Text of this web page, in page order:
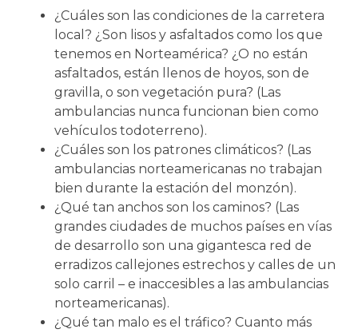
¿Cuáles son las condiciones de la carretera
local? ¿Son lisos y asfaltados como los que
tenemos en Norteamérica? ¿O no están
asfaltados, están llenos de hoyos, son de
gravilla, o son vegetación pura? (Las
ambulancias nunca funcionan bien como
vehículos todoterreno).
¿Cuáles son los patrones climáticos? (Las
ambulancias norteamericanas no trabajan
bien durante la estación del monzón).
¿Qué tan anchos son los caminos? (Las
grandes ciudades de muchos países en vías
de desarrollo son una gigantesca red de
erradizos callejones estrechos y calles de un
solo carril – e inaccesibles a las ambulancias
norteamericanas).
¿Qué tan malo es el tráfico? Cuanto más